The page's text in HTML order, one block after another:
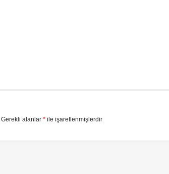
Gerekli alanlar *ile işaretlenmişlerdir